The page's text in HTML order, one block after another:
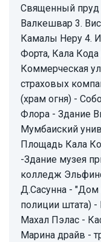
Священный пруд
Валкешвар 3.
Камалы Неру 4.
Форта, Кала
Коммерческая
страховых
(храм огня) -
Флора - Здание
Мумбаиский
Площадь Кала
-Здание музея
колледж
Д.Сасунна - "Дом
полиции штата)
Махал Пэлас -
Марина драйв -